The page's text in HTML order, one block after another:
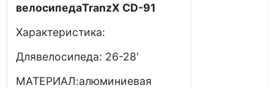
велосипедаTranzX CD-91
Характеристика:
Длявелосипеда: 26-28'
МАТЕРИАЛ:алюминиевая